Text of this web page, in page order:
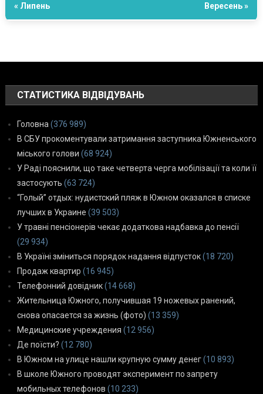
« Липень Вересень »
СТАТИСТИКА ВІДВІДУВАНЬ
Головна (376 989)
В СБУ прокоментували затримання заступника Южненського
міського голови (68 924)
У Раді пояснили, що таке четверта черга мобілізації та коли її
застосують (63 724)
“Голый” отдых: нудистский пляж в Южном оказался в списке
лучших в Украине (39 503)
У травні пенсіонерів чекає додаткова надбавка до пенсії
(29 934)
В Україні зміниться порядок надання відпусток(18 720)
Продаж квартир (16 945)
Телефонний довідник(14 668)
Жительница Южного, получившая 19 ножевых ранений,
снова опасается за жизнь (фото) (13 359)
Медицинские учреждения (12 956)
Де поїсти? (12 780)
В Южном на улице нашли крупную сумму денег(10 893)
В школе Южного проводят эксперимент по запрету
мобильных телефонов (10 233)